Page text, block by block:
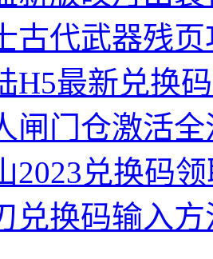
上官鸣武器
秘境之遇
新版皎月出装
古代武器残页